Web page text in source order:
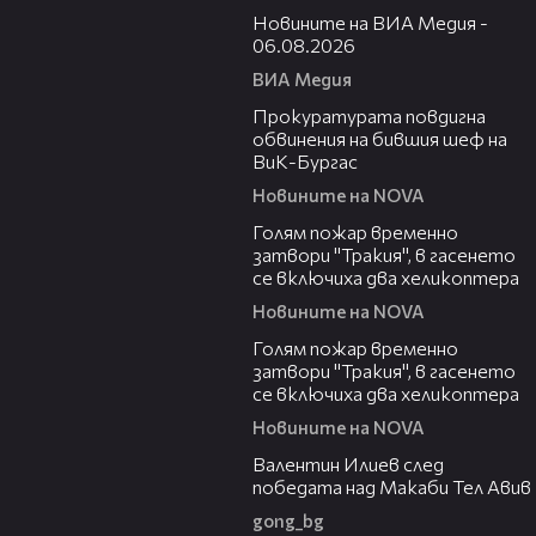
Новините на ВИА Медия -
06.08.2026
ВИА Медия
Прокуратурата повдигна
обвинения на бившия шеф на
ВиК-Бургас
Новините на NOVA
Голям пожар временно
затвори "Тракия", в гасенето
се включиха два хеликоптера
Новините на NOVA
Голям пожар временно
затвори "Тракия", в гасенето
се включиха два хеликоптера
Новините на NOVA
Валентин Илиев след
победата над Макаби Тел Авив
gong_bg